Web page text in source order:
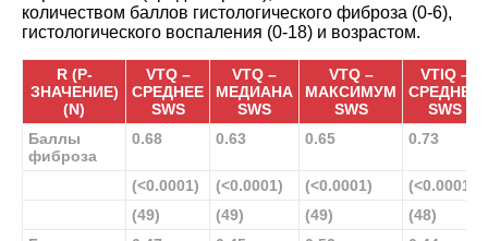
количеством баллов гистологического фиброза (0-6),
гистологического воспаления (0-18) и возрастом.
R (P-
ЗНАЧЕНИЕ)
(N)
VTQ –
СРЕДНЕЕ
SWS
VTQ –
МЕДИАНА
SWS
VTQ –
МАКСИМУМ
SWS
VTIQ –
СРЕДНЕЕ
SWS
Баллы
фиброза
0.68 0.63 0.65 0.73
(<0.0001) (<0.0001) (<0.0001)
(<0.0001)
(49)
(49) (49)
(48)